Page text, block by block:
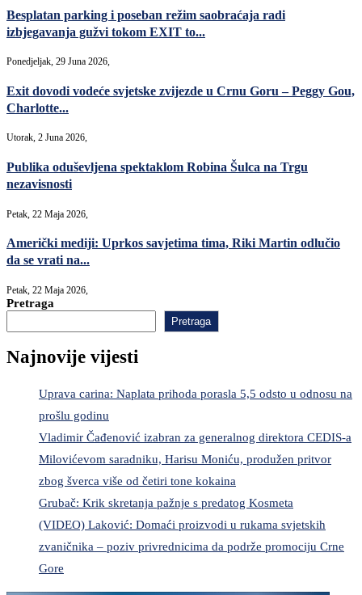
Besplatan parking i poseban režim saobraćaja radi
izbjegavanja gužvi tokom EXIT to...
Ponedjeljak, 29 Juna 2026,
Exit dovodi vodeće svjetske zvijezde u Crnu Goru – Peggy Gou,
Charlotte...
Utorak, 2 Juna 2026,
Publika oduševljena spektaklom Robina Šulca na Trgu
nezavisnosti
Petak, 22 Maja 2026,
Američki mediji: Uprkos savjetima tima, Riki Martin odlučio
da se vrati na...
Petak, 22 Maja 2026,
Pretraga
Pretraga
Najnovije vijesti
Uprava carina: Naplata prihoda porasla 5,5 odsto u odnosu na
prošlu godinu
Vladimir Čađenović izabran za generalnog direktora CEDIS-a
Milovićevom saradniku, Harisu Moniću, produžen pritvor
zbog šverca više od četiri tone kokaina
Grubač: Krik skretanja pažnje s predatog Kosmeta
(VIDEO) Laković: Domaći proizvodi u rukama svjetskih
zvaničnika – poziv privrednicima da podrže promociju Crne
Gore